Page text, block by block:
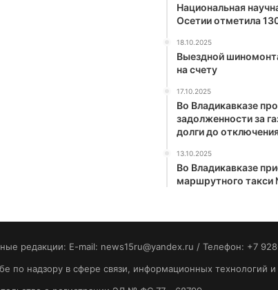
Национальная
Осетии отметила
18.10.2025
Выездной
на счету
17.10.2025
Во Владикавказе
задолженности за
долги до
13.10.2025
Во Владикавказе
маршрутного такси
редакции: E-mail: news15ru@yandex.ru / Телефон: +7
по надзору в сфере связи, информационных технологий